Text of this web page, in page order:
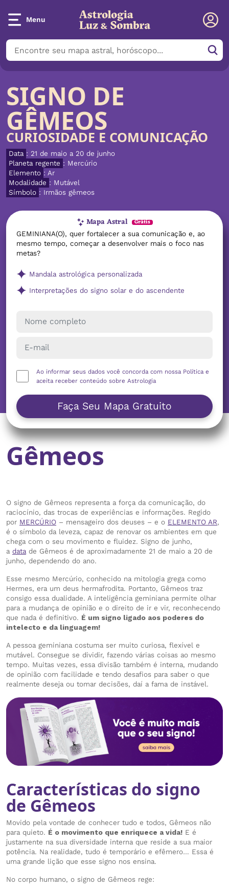
Menu
Mapa Astral Grátis
GEMINIANA(O), quer fortalecer a sua comunicação e, ao
mesmo tempo, começar a desenvolver mais o foco nas
metas?
Mandala astrológica personalizada
Interpretações do signo solar e do ascendente
Ao informar seus dados você concorda com nossa Políticae
aceita receber conteúdo sobre Astrologia
Faça Seu Mapa Gratuito
SIGNO DE
GÊMEOS
CURIOSIDADE E COMUNICAÇÃO
Data : 21 de maio a 20 de junho
Planeta regente : Mercúrio
Elemento : Ar
Modalidade : Mutável
Símbolo : Irmãos gêmeos
Gêmeos
O signo de Gêmeos representa a força da comunicação, do
raciocínio, das trocas de experiências e informações. Regido
por MERCÚRIO – mensageiro dos deuses – e o ELEMENTO AR,
é o símbolo da leveza, capaz de renovar os ambientes em que
chega com o seu movimento e fluidez. Signo de junho,
a datade Gêmeos é de aproximadamente 21 de maio a 20 de
junho, dependendo do ano.
Esse mesmo Mercúrio, conhecido na mitologia grega como
Hermes, era um deus hermafrodita. Portanto, Gêmeos traz
consigo essa dualidade. A inteligência geminiana permite olhar
para a mudança de opinião e o direito de ir e vir, reconhecendo
que nada é definitivo. É um signo ligado aos poderes do
intelecto e da linguagem!
A pessoa geminiana costuma ser muito curiosa, flexível e
mutável. Consegue se dividir, fazendo várias coisas ao mesmo
tempo. Muitas vezes, essa divisão também é interna, mudando
de opinião com facilidade e tendo desafios para saber o que
realmente deseja ou tomar decisões, daí a fama de instável.
Características do signo
de Gêmeos
Movido pela vontade de conhecer tudo e todos, Gêmeos não
para quieto. É o movimento que enriquece a vida! E é
justamente na sua diversidade interna que reside a sua maior
potência. Na realidade, tudo é temporário e efêmero… Essa é
uma grande lição que esse signo nos ensina.
No corpo humano, o signo de Gêmeos rege: